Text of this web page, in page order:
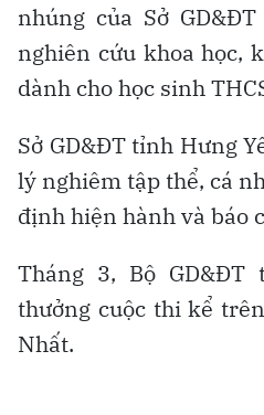
nhúng của Sở
nghiên cứu khoa học,
dành cho học sinh
Sở GD&ĐT tỉnh Hưng
lý nghiêm tập thể, cá
định hiện hành và báo
Tháng 3, Bộ
thưởng cuộc thi kể
Nhất.